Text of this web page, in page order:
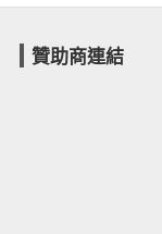
贊助商連結